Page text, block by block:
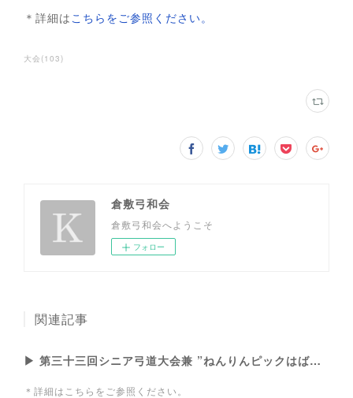
＊詳細はこちらをご参照ください。
大会 (103)
倉敷弓和会
倉敷弓和会へようこそ
フォロー
関連記事
▶ 第三十三回シニア弓道大会兼 ”ねんりんピックはばたけ鳥取2024”大会予選会
＊詳細はこちらをご参照ください。